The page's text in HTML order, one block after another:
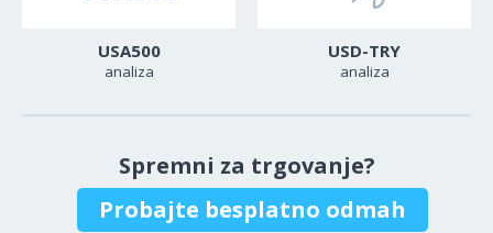
USA500
analiza
USD-TRY
analiza
Spremni za trgovanje?
Probajte besplatno odmah